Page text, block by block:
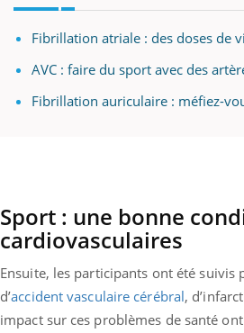
Fibrillation atriale : des doses de
AVC : faire du sport avec des
Fibrillation auriculaire : méfiez-
Sport : une bonne
cardiovasculaires
Ensuite, les participants ont été
d’accident vasculaire cérébral,
impact sur ces problèmes de santé